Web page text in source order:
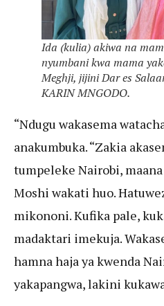
Ida (kulia) akiwa na
nyumbani kwa mama
Meghji, jijini Dar es
KARIN MNGODO.
“Ndugu wakasema
anakumbuka. “Zakia
tumpeleke Nairobi,
Moshi wakati huo.
mikononi. Kufika pale,
madaktari imekuja.
hamna haja ya kwenda
yakapangwa, lakini